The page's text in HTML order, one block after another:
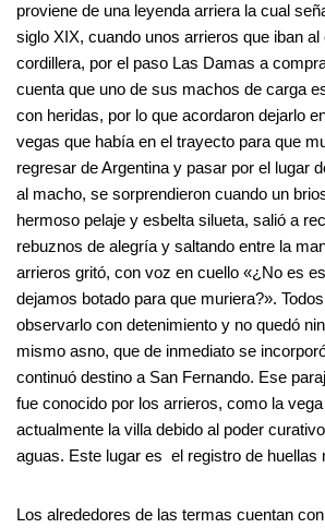
proviene de una leyenda arriera la cual
siglo XIX, cuando unos arrieros que iban al
cordillera, por el paso Las Damas a
cuenta que uno de sus machos de carga
con heridas, por lo que acordaron dejarlo
vegas que había en el trayecto para que
regresar de Argentina y pasar por el lugar
al macho, se sorprendieron cuando un
hermoso pelaje y esbelta silueta, salió a
rebuznos de alegría y saltando entre la
arrieros gritó, con voz en cuello «¿No es
dejamos botado para que muriera?».
observarlo con detenimiento y no quedó
mismo asno, que de inmediato se
continuó destino a San Fernando. Ese
fue conocido por los arrieros, como la vega
actualmente la villa debido al poder
aguas. Este lugar es el registro de huellas
Los alrededores de las termas cuentan